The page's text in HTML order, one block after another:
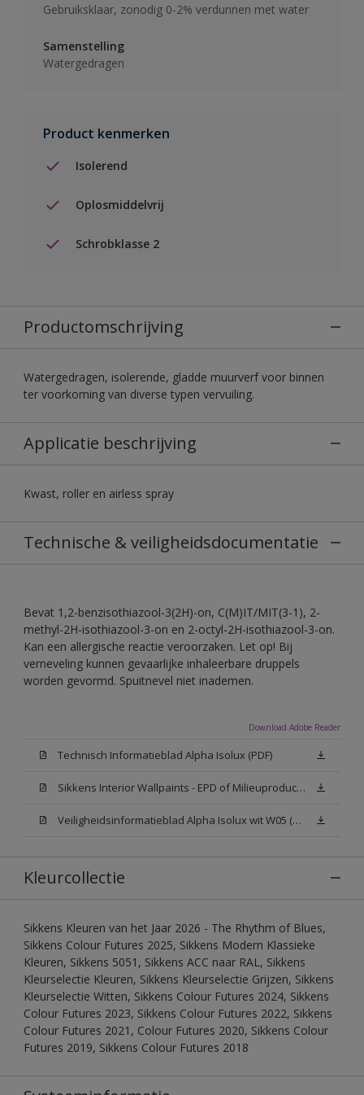
Gebruiksklaar, zonodig 0-2% verdunnen met water
Samenstelling
Watergedragen
Product kenmerken
Isolerend
Oplosmiddelvrij
Schrobklasse 2
Productomschrijving
Watergedragen, isolerende, gladde muurverf voor binnen
ter voorkoming van diverse typen vervuiling.
Applicatie beschrijving
Kwast, roller en airless spray
Technische & veiligheidsdocumentatie
Bevat 1,2-benzisothiazool-3(2H)-on, C(M)IT/MIT(3-1), 2-
methyl-2H-isothiazool-3-on en 2-octyl-2H-isothiazool-3-on.
Kan een allergische reactie veroorzaken. Let op! Bij
verneveling kunnen gevaarlijke inhaleerbare druppels
worden gevormd. Spuitnevel niet inademen.
Download Adobe Reader
Technisch Informatieblad Alpha Isolux (PDF)
Sikkens Interior Wallpaints - EPD of Milieuproductverklaring
Veiligheidsinformatieblad Alpha Isolux wit W05 (SDS)
Kleurcollectie
Sikkens Kleuren van het Jaar 2026 - The Rhythm of Blues,
Sikkens Colour Futures 2025, Sikkens Modern Klassieke
Kleuren, Sikkens 5051, Sikkens ACC naar RAL, Sikkens
Kleurselectie Kleuren, Sikkens Kleurselectie Grijzen, Sikkens
Kleurselectie Witten, Sikkens Colour Futures 2024, Sikkens
Colour Futures 2023, Sikkens Colour Futures 2022, Sikkens
Colour Futures 2021, Colour Futures 2020, Sikkens Colour
Futures 2019, Sikkens Colour Futures 2018